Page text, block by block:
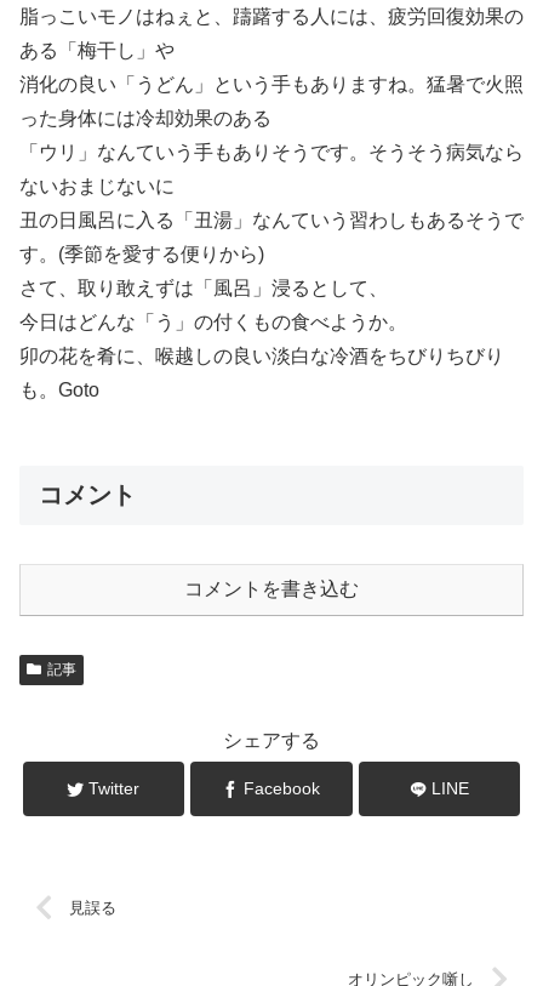
脂っこいモノはねぇと、躊躇する人には、疲労回復効果の
ある「梅干し」や
消化の良い「うどん」という手もありますね。猛暑で火照
った身体には冷却効果のある
「ウリ」なんていう手もありそうです。そうそう病気なら
ないおまじないに
丑の日風呂に入る「丑湯」なんていう習わしもあるそうで
す。(季節を愛する便りから)
さて、取り敢えずは「風呂」浸るとして、
今日はどんな「う」の付くもの食べようか。
卯の花を肴に、喉越しの良い淡白な冷酒をちびりちびり
も。Goto
コメント
コメントを書き込む
記事
シェアする
Twitter Facebook LINE
見誤る
オリンピック噺し